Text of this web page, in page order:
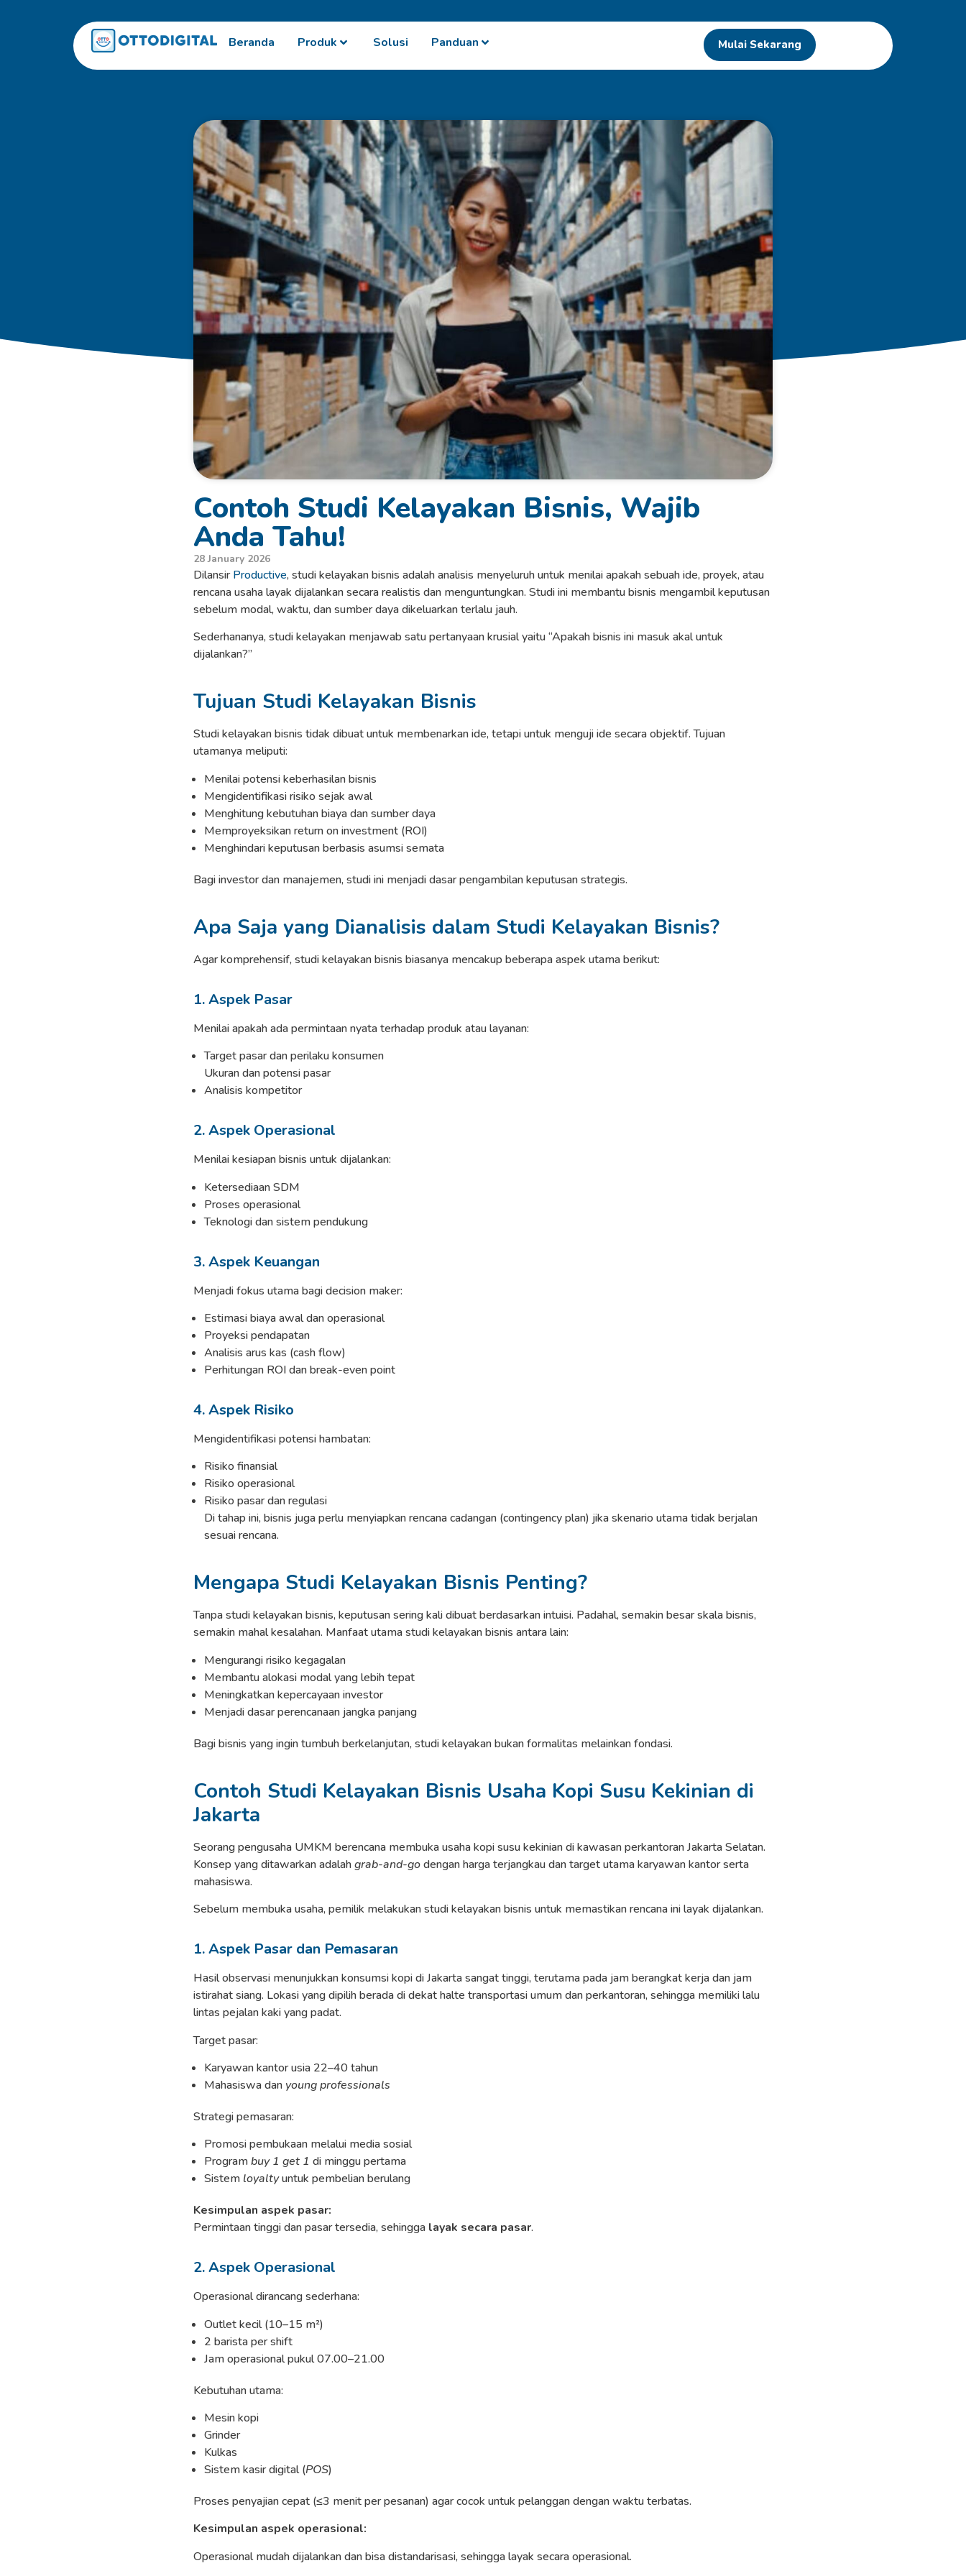
Beranda Produk Solusi Panduan Mulai Sekarang
Contoh Studi Kelayakan Bisnis, Wajib
Anda Tahu!
28 January 2026
DilansirProductive, studi kelayakan bisnis adalah analisis menyeluruh untuk menilai apakah sebuah ide, proyek, atau
rencana usaha layak dijalankan secara realistis dan menguntungkan. Studi ini membantu bisnis mengambil keputusan
sebelum modal, waktu, dan sumber daya dikeluarkan terlalu jauh.
Sederhananya, studi kelayakan menjawab satu pertanyaan krusial yaitu “Apakah bisnis ini masuk akal untuk
dijalankan?”
Tujuan Studi Kelayakan Bisnis
Studi kelayakan bisnis tidak dibuat untuk membenarkan ide, tetapi untuk menguji ide secara objektif. Tujuan
utamanya meliputi:
Menilai potensi keberhasilan bisnis
Mengidentifikasi risiko sejak awal
Menghitung kebutuhan biaya dan sumber daya
Memproyeksikan return on investment (ROI)
Menghindari keputusan berbasis asumsi semata
Bagi investor dan manajemen, studi ini menjadi dasar pengambilan keputusan strategis.
Apa Saja yang Dianalisis dalam Studi Kelayakan Bisnis?
Agar komprehensif, studi kelayakan bisnis biasanya mencakup beberapa aspek utama berikut:
1. Aspek Pasar
Menilai apakah ada permintaan nyata terhadap produk atau layanan:
Target pasar dan perilaku konsumen
Ukuran dan potensi pasar
Analisis kompetitor
2. Aspek Operasional
Menilai kesiapan bisnis untuk dijalankan:
Ketersediaan SDM
Proses operasional
Teknologi dan sistem pendukung
3. Aspek Keuangan
Menjadi fokus utama bagi decision maker:
Estimasi biaya awal dan operasional
Proyeksi pendapatan
Analisis arus kas (cash flow)
Perhitungan ROI dan break-even point
4. Aspek Risiko
Mengidentifikasi potensi hambatan:
Risiko finansial
Risiko operasional
Risiko pasar dan regulasi
Di tahap ini, bisnis juga perlu menyiapkan rencana cadangan (contingency plan) jika skenario utama tidak berjalan
sesuai rencana.
Mengapa Studi Kelayakan Bisnis Penting?
Tanpa studi kelayakan bisnis, keputusan sering kali dibuat berdasarkan intuisi. Padahal, semakin besar skala bisnis,
semakin mahal kesalahan. Manfaat utama studi kelayakan bisnis antara lain:
Mengurangi risiko kegagalan
Membantu alokasi modal yang lebih tepat
Meningkatkan kepercayaan investor
Menjadi dasar perencanaan jangka panjang
Bagi bisnis yang ingin tumbuh berkelanjutan, studi kelayakan bukan formalitas melainkan fondasi.
Contoh Studi Kelayakan Bisnis Usaha Kopi Susu Kekinian di
Jakarta
Seorang pengusaha UMKM berencana membuka usaha kopi susu kekinian di kawasan perkantoran Jakarta Selatan.
Konsep yang ditawarkan adalahgrab-and-godengan harga terjangkau dan target utama karyawan kantor serta
mahasiswa.
Sebelum membuka usaha, pemilik melakukan studi kelayakan bisnis untuk memastikan rencana ini layak dijalankan.
1. Aspek Pasar dan Pemasaran
Hasil observasi menunjukkan konsumsi kopi di Jakarta sangat tinggi, terutama pada jam berangkat kerja dan jam
istirahat siang. Lokasi yang dipilih berada di dekat halte transportasi umum dan perkantoran, sehingga memiliki lalu
lintas pejalan kaki yang padat.
Target pasar:
Karyawan kantor usia 22–40 tahun
Mahasiswa dan young professionals
Strategi pemasaran:
Promosi pembukaan melalui media sosial
Programbuy 1 get 1 di minggu pertama
Sistem loyaltyuntuk pembelian berulang
Kesimpulan aspek pasar:
Permintaan tinggi dan pasar tersedia, sehingga layak secara pasar.
2. Aspek Operasional
Operasional dirancang sederhana:
Outlet kecil (10–15 m²)
2 barista per shift
Jam operasional pukul 07.00–21.00
Kebutuhan utama:
Mesin kopi
Grinder
Kulkas
Sistem kasir digital (POS)
Proses penyajian cepat (≤3 menit per pesanan) agar cocok untuk pelanggan dengan waktu terbatas.
Kesimpulan aspek operasional:
Operasional mudah dijalankan dan bisa distandarisasi, sehingga layak secara operasional.